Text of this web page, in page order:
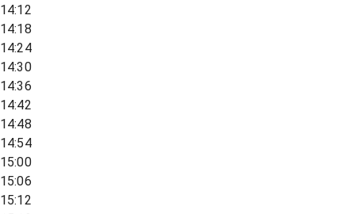
14:12
14:18
14:24
14:30
14:36
14:42
14:48
14:54
15:00
15:06
15:12